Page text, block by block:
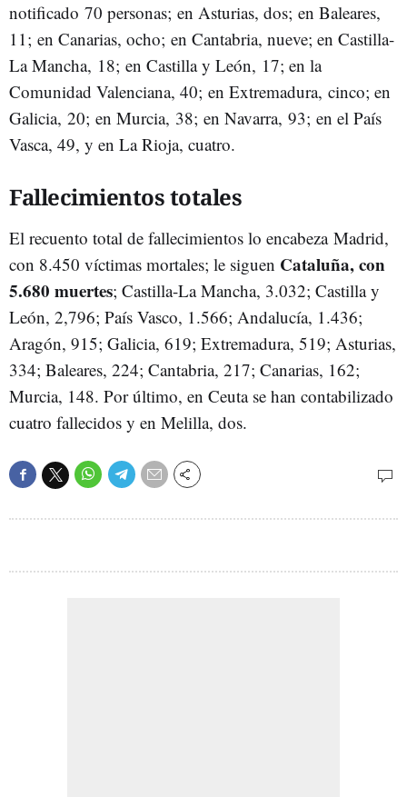
notificado 70 personas; en Asturias, dos; en Baleares,
11; en Canarias, ocho; en Cantabria, nueve; en Castilla-
La Mancha, 18; en Castilla y León, 17; en la
Comunidad Valenciana, 40; en Extremadura, cinco; en
Galicia, 20; en Murcia, 38; en Navarra, 93; en el País
Vasca, 49, y en La Rioja, cuatro.
Fallecimientos totales
El recuento total de fallecimientos lo encabeza Madrid,
con 8.450 víctimas mortales; le siguen Cataluña, con
5.680 muertes; Castilla-La Mancha, 3.032; Castilla y
León, 2,796; País Vasco, 1.566; Andalucía, 1.436;
Aragón, 915; Galicia, 619; Extremadura, 519; Asturias,
334; Baleares, 224; Cantabria, 217; Canarias, 162;
Murcia, 148. Por último, en Ceuta se han contabilizado
cuatro fallecidos y en Melilla, dos.